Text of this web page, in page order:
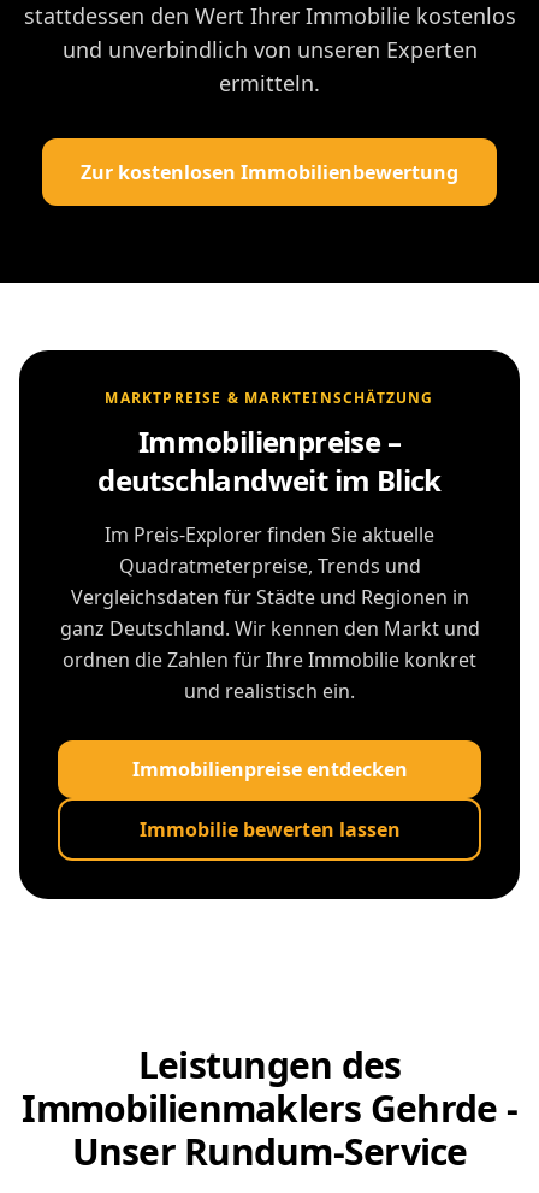
stattdessen den Wert Ihrer Immobilie kostenlos
und unverbindlich von unseren Experten
ermitteln.
Zur kostenlosen Immobilienbewertung
MARKTPREISE & MARKTEINSCHÄTZUNG
Immobilienpreise –
deutschlandweit im Blick
Im Preis-Explorer finden Sie aktuelle
Quadratmeterpreise, Trends und
Vergleichsdaten für Städte und Regionen in
ganz Deutschland. Wir kennen den Markt und
ordnen die Zahlen für Ihre Immobilie konkret
und realistisch ein.
Immobilienpreise entdecken
Immobilie bewerten lassen
Leistungen des
Immobilienmaklers Gehrde -
Unser Rundum-Service